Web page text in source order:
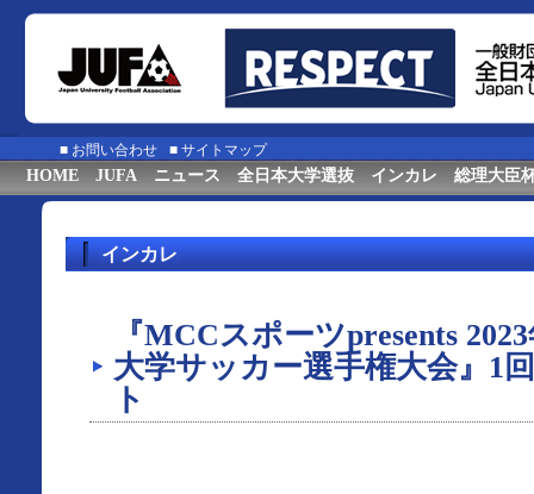
■ お問い合わせ ■ サイトマップ
HOME JUFA ニュース 全日本大学選抜 インカレ 総理大臣
インカレ
『MCCスポーツpresents
大学サッカー選手権大会』1
ト